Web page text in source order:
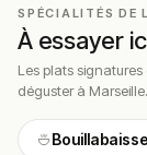
quelques
Cadre &
La salle et la
bateaux du
Garde. La
SPÉCIALITÉS DE
À essayer
Les plats
déguster à Marseille.